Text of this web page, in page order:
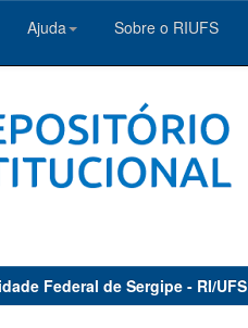
Ajuda Sobre o RIUFS
Federal de Sergipe - RI/UFS